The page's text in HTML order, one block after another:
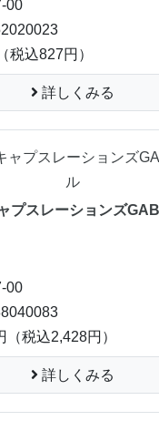
00
（税込827円）
詳しくみる
プスレーションズ
00
（税込2,428円）
詳しくみる